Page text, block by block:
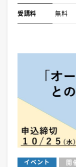
受講料 無料
イベント 開